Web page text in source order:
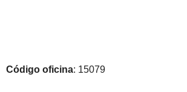
Código oficina: 15079